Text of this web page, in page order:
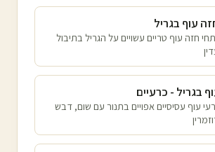
עוף בגריל
חזה עוף טריים עשויים על הגריל בתיבול
בגריל - כרעיים
עוף עסיסיים אפויים בתנור עם שום, דבש